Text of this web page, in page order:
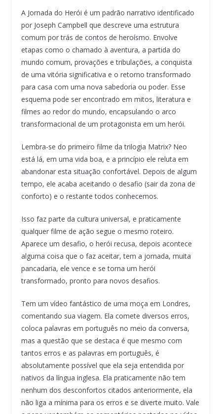
A Jornada do Herói é um padrão narrativo identificado
por Joseph Campbell que descreve uma estrutura
comum por trás de contos de heroísmo. Envolve
etapas como o chamado à aventura, a partida do
mundo comum, provações e tribulações, a conquista
de uma vitória significativa e o retorno transformado
para casa com uma nova sabedoria ou poder. Esse
esquema pode ser encontrado em mitos, literatura e
filmes ao redor do mundo, encapsulando o arco
transformacional de um protagonista em um herói.
Lembra-se do primeiro filme da trilogia Matrix? Neo
está lá, em uma vida boa, e a princípio ele reluta em
abandonar esta situação confortável. Depois de algum
tempo, ele acaba aceitando o desafio (sair da zona de
conforto) e o restante todos conhecemos.
Isso faz parte da cultura universal, e praticamente
qualquer filme de ação segue o mesmo roteiro.
Aparece um desafio, o herói recusa, depois acontece
alguma coisa que o faz aceitar, tem a jornada, muita
pancadaria, ele vence e se torna um herói
transformado, pronto para novos desafios.
Tem um vídeo fantástico de uma moça em Londres,
comentando sua viagem. Ela comete diversos erros,
coloca palavras em português no meio da conversa,
mas a questão que se destaca é que mesmo com
tantos erros e as palavras em português, é
absolutamente possível que ela seja entendida por
nativos da língua inglesa. Ela praticamente não tem
nenhum dos desconfortos citados anteriormente, ela
não liga a mínima para os erros e se diverte muito. Vale